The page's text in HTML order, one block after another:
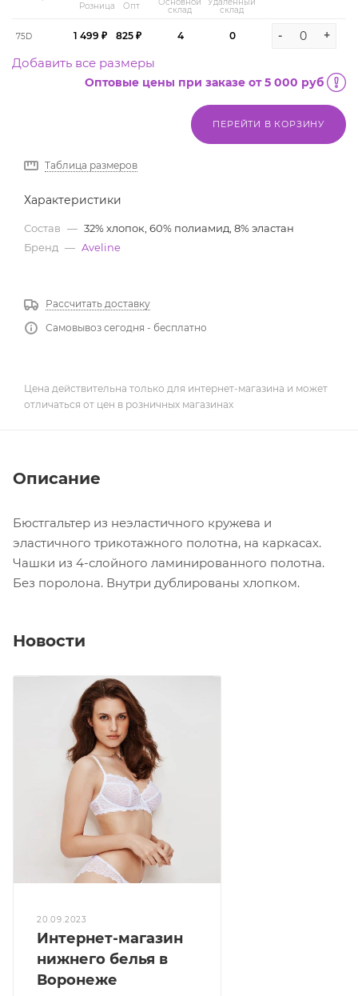
Розница
Опт склад склад
75D 1 499 ₽ 825 ₽ 4 0 - +
Добавить все размеры
Оптовые цены при заказе от 5 000 руб
ПЕРЕЙТИ В КОРЗИНУ
Таблица размеров
Характеристики
Состав — 32% хлопок, 60% полиамид, 8% эластан
Бренд — Aveline
Рассчитать доставку
Самовывоз сегодня - бесплатно
Цена действительна только для интернет-магазина и может
отличаться от цен в розничных магазинах
Описание
Бюстгальтер из неэластичного кружева и
эластичного трикотажного полотна, на каркасах.
Чашки из 4-слойного ламинированного полотна.
Без поролона. Внутри дублированы хлопком.
Новости
20.09.2023
Интернет-магазин
нижнего белья в
Воронеже